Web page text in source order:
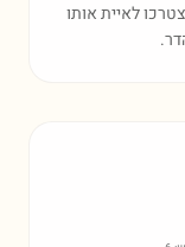
לאיית אותו